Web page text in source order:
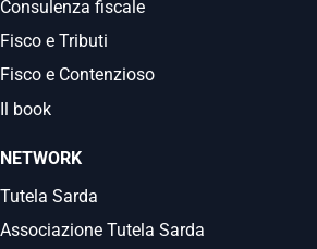
Consulenza fiscale
Fisco e Tributi
Fisco e Contenzioso
Il book
NETWORK
Tutela Sarda
Associazione Tutela Sarda